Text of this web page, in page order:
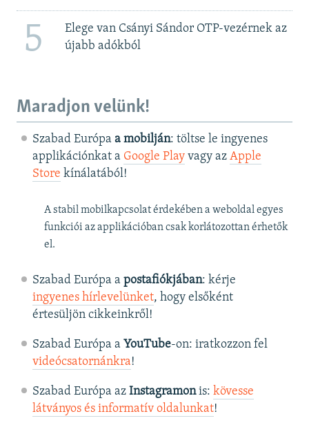
5
Elege van Csányi Sándor OTP-vezérnek az
újabb adókból
Maradjon velünk!
Szabad Európa a mobilján: töltse le ingyenes
applikációnkat a Google Playvagy az Apple
Store kínálatából!
A stabil mobilkapcsolat érdekében a weboldal egyes
funkciói az applikációban csak korlátozottan érhetők
el.
Szabad Európa a postafiókjában: kérje
ingyenes hírlevelünket, hogy elsőként
értesüljön cikkeinkről!
Szabad Európa a YouTube-on: iratkozzon fel
videócsatornánkra!
Szabad Európa az Instagramonis: kövesse
látványos és informatív oldalunkat! ​